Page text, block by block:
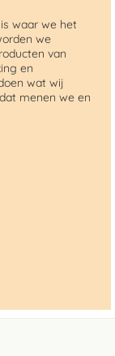
waar we het
we
van
en
wat wij
menen we en